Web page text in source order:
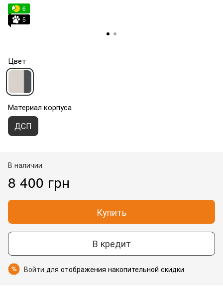
6
5
Цвет
Материал корпуса
ДСП
В наличии
8 400 грн
Купить
В кредит
% Войти для отображения накопительной скидки